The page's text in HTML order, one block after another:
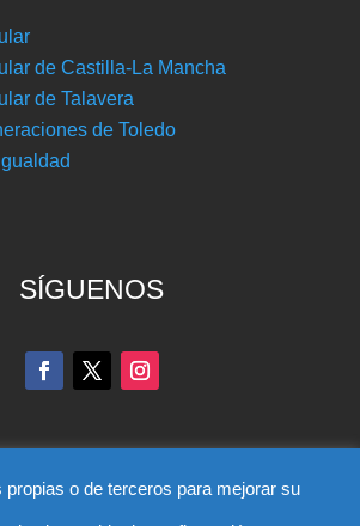
de Castilla-La Mancha
de Talavera
de Toledo
SÍGUENOS
o de terceros para mejorar su